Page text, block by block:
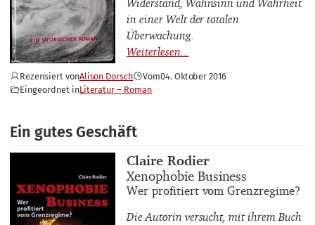
in einer Welt der totalen
Überwachung.
Rezensiert vonAlison Dorsch Vom04. Oktober 2016
Eingeordnet inLiteratur – Roman
Ein gutes Geschäft
Buchautor_innen
Claire Rodier
Buchtitel
Xenophobie Business
Buchuntertitel
Wer profitiert vom Grenzregime?
Die Autorin versucht, mit ihrem Buch